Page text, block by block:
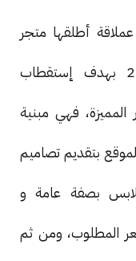
أطلقها متجر
أمازون الأمريكي الشهير سنة 2015 بهدف إستقطاب
فهي مبنية
بتقديم تصاميم
بصفة عامة و
المطلوب، ومن ثم